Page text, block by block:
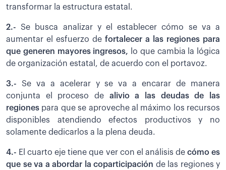
transformar la estructura estatal.
2.- Se busca analizar y el establecer cómo se va a
aumentar el esfuerzo de fortalecer a las regiones para
que generen mayores ingresos,
lo que cambia la lógica
de organización estatal, de acuerdo con el portavoz.
3.- Se va a acelerar y se va a encarar de manera
conjunta el proceso de alivio a las deudas de las
regiones para que se aproveche al máximo los recursos
disponibles atendiendo efectos productivos y no
solamente dedicarlos a la plena deuda.
4.- El cuarto eje tiene que ver con el análisis decómo es
que se va a abordar la coparticipación de las regiones y